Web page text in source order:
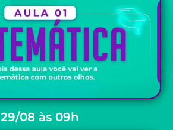
29/08 às 09h